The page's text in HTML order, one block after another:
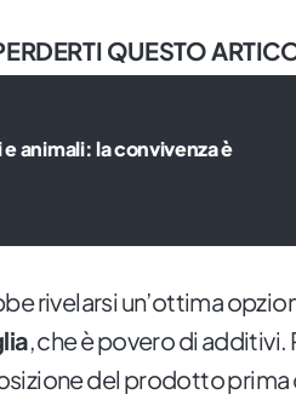
QUESTO
animali: la convivenza è
rivelarsi un’ottima
, che è povero di additivi.
del prodotto prima